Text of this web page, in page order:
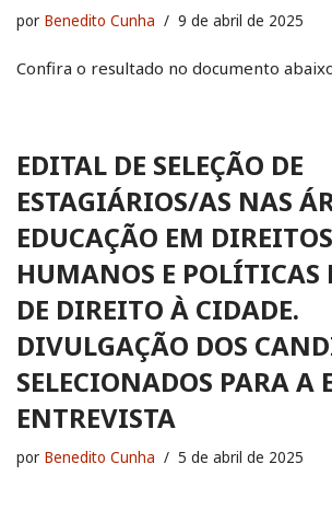
por Benedito Cunha 9 de abril de 2025
Confira o resultado no documento
EDITAL DE SELEÇÃO DE
ESTAGIÁRIOS/AS NAS
EDUCAÇÃO EM DIREITOS
HUMANOS E POLÍTICAS
DE DIREITO À CIDADE.
DIVULGAÇÃO DOS
SELECIONADOS PARA A
ENTREVISTA
por Benedito Cunha 5 de abril de 2025